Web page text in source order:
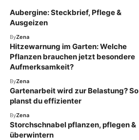
Aubergine: Steckbrief, Pflege &
Ausgeizen
ByZena
Hitzewarnung im Garten: Welche
Pflanzen brauchen jetzt besondere
Aufmerksamkeit?
ByZena
Gartenarbeit wird zur Belastung? So
planst du effizienter
ByZena
Storchschnabel pflanzen, pflegen &
überwintern